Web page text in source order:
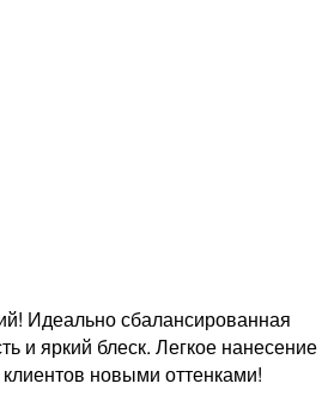
Идеально сбалансированная
и яркий блеск. Легкое нанесение
новыми оттенками!